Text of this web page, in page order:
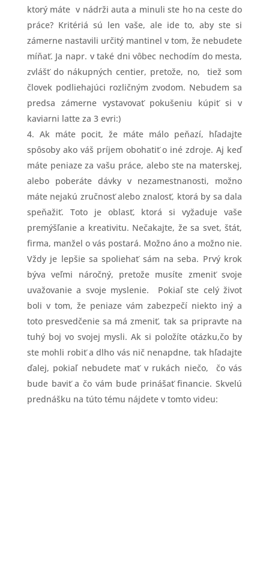
ktorý máte v nádrži auta a minuli ste ho na ceste do
práce? Kritériá sú len vaše, ale ide to, aby ste si
zámerne nastavili určitý mantinel v tom, že nebudete
míňať. Ja napr. v také dni vôbec nechodím do mesta,
zvlášť do nákupných centier, pretože, no, tiež som
človek podliehajúci rozličným zvodom. Nebudem sa
predsa zámerne vystavovať pokušeniu kúpiť si v
kaviarni latte za 3 evri:)
Ak máte pocit, že máte málo peňazí, hľadajte
spôsoby ako váš príjem obohatiť o iné zdroje. Aj keď
máte peniaze za vašu práce, alebo ste na materskej,
alebo poberáte dávky v nezamestnanosti, možno
máte nejakú zručnosť alebo znalosť, ktorá by sa dala
speňažiť. Toto je oblasť, ktorá si vyžaduje vaše
premýšľanie a kreativitu. Nečakajte, že sa svet, štát,
firma, manžel o vás postará. Možno áno a možno nie.
Vždy je lepšie sa spoliehať sám na seba. Prvý krok
býva veľmi náročný, pretože musíte zmeniť svoje
uvažovanie a svoje myslenie. Pokiaľ ste celý život
boli v tom, že peniaze vám zabezpečí niekto iný a
toto presvedčenie sa má zmeniť, tak sa pripravte na
tuhý boj vo svojej mysli. Ak si položíte otázku,čo by
ste mohli robiť a dlho vás nič nenapdne, tak hľadajte
ďalej, pokiaľ nebudete mať v rukách niečo, čo vás
bude baviť a čo vám bude prinášať financie. Skvelú
prednášku na túto tému nájdete v tomto videu: